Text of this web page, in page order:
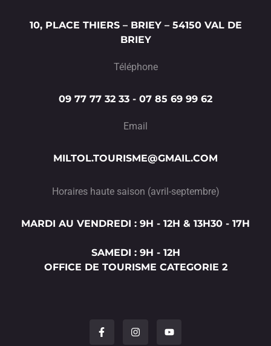
10, PLACE THIERS – BRIEY – 54150 VAL DE
BRIEY
Téléphone
09 77 77 32 33 - 07 85 69 99 62
Email
MILTOL.TOURISME@GMAIL.COM
Horaires haute saison (avril-septembre)
MARDI AU VENDREDI : 9H - 12H & 13H30 - 17H
SAMEDI : 9H - 12H
OFFICE DE TOURISME CATEGORIE 2
a
n
o